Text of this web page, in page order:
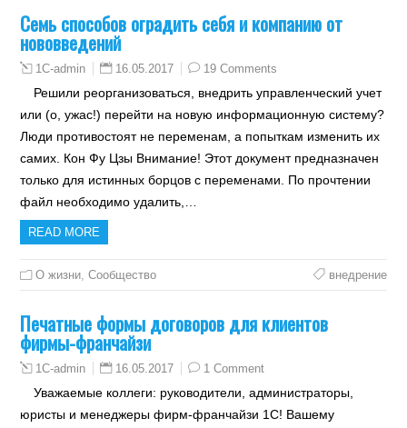
Семь способов оградить себя и компанию от
нововведений
1C-admin 16.05.2017 19 Comments
Решили реорганизоваться, внедрить управленческий учет
или (о, ужас!) перейти на новую информационную систему?
Люди противостоят не переменам, а попыткам изменить их
самих. Кон Фу Цзы Внимание! Этот документ предназначен
только для истинных борцов с переменами. По прочтении
файл необходимо удалить,…
READ MORE
О жизни,Сообщество внедрение
Печатные формы договоров для клиентов
фирмы-франчайзи
1C-admin 16.05.2017 1 Comment
Уважаемые коллеги: руководители, администраторы,
юристы и менеджеры фирм-франчайзи 1С! Вашему